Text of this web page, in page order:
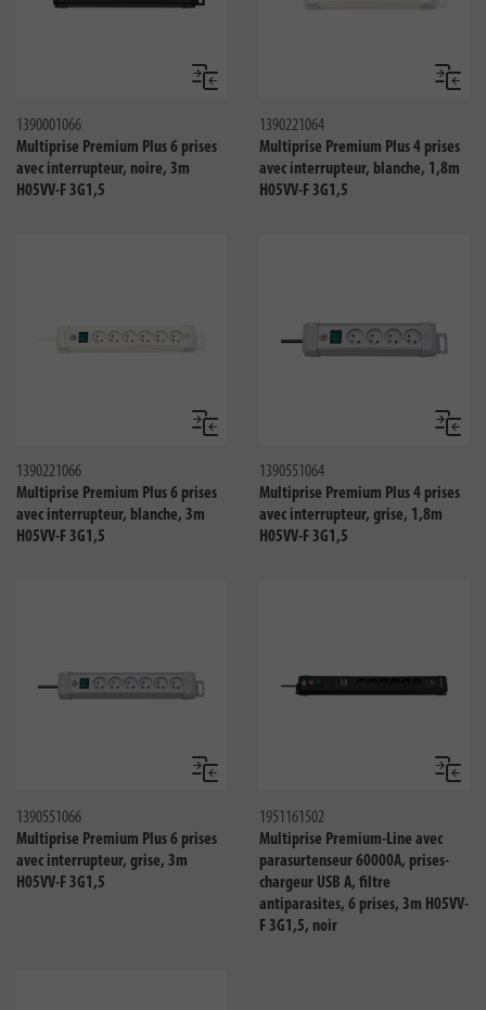
Comparer
1390001066
Multiprise Premium Plus 6 prises
avec interrupteur, noire, 3m
H05VV-F 3G1,5
1390221064
Multiprise Premium Plus 4 prises
avec interrupteur, blanche, 1,8m
H05VV-F 3G1,5
Comparer
1390221066
Multiprise Premium Plus 6 prises
avec interrupteur, blanche, 3m
H05VV-F 3G1,5
1390551064
Multiprise Premium Plus 4 prises
avec interrupteur, grise, 1,8m
H05VV-F 3G1,5
Comparer
1390551066
Multiprise Premium Plus 6 prises
avec interrupteur, grise, 3m
H05VV-F 3G1,5
1951161502
Multiprise Premium-Line avec
parasurtenseur 60000A, prises-
chargeur USB A, filtre
antiparasites, 6 prises, 3m H05VV-
F 3G1,5, noir